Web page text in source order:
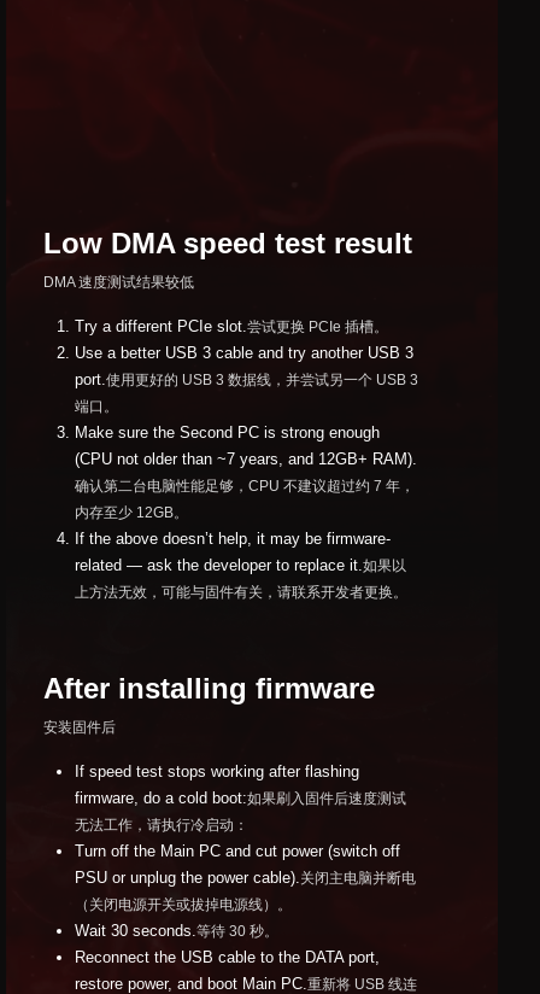
Low DMA speed test result
DMA 速度测试结果较低
Try a different PCIe slot.尝试更换 PCIe 插槽。
Use a better USB 3 cable and try another USB 3
port.使用更好的 USB 3 数据线，并尝试另一个 USB 3
端口。
Make sure the Second PC is strong enough
(CPU not older than ~7 years, and 12GB+ RAM).
确认第二台电脑性能足够，CPU 不建议超过约 7 年，
内存至少 12GB。
If the above doesn’t help, it may be firmware-
related — ask the developer to replace it.如果以
上方法无效，可能与固件有关，请联系开发者更换。
After installing firmware
安装固件后
If speed test stops working after flashing
firmware, do a cold boot:如果刷入固件后速度测试
无法工作，请执行冷启动：
Turn off the Main PC and cut power (switch off
PSU or unplug the power cable). 关闭主电脑并断电
（关闭电源开关或拔掉电源线）。
Wait 30 seconds. 等待 30 秒。
Reconnect the USB cable to the DATA port,
restore power, and boot Main PC. 重新将 USB 线连